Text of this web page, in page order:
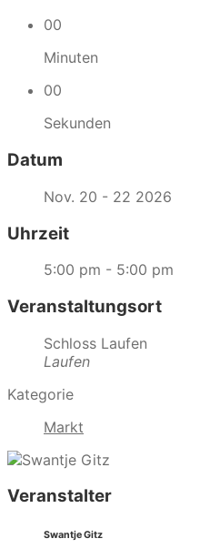
00
Minuten
00
Sekunden
Datum
Nov. 20 - 22 2026
Uhrzeit
5:00 pm - 5:00 pm
Veranstaltungsort
Schloss Laufen
Laufen
Kategorie
Markt
Veranstalter
Swantje Gitz